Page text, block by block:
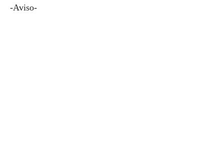
-Aviso-